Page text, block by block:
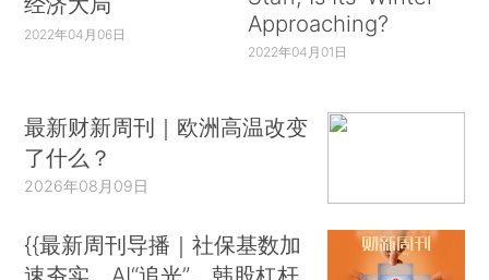
2022年04月06日
Approaching?
2022年04月01日
最新财新周刊｜欧洲高温改变
了什么？
2026年08月09日
{{最新周刊导播｜社保基数加